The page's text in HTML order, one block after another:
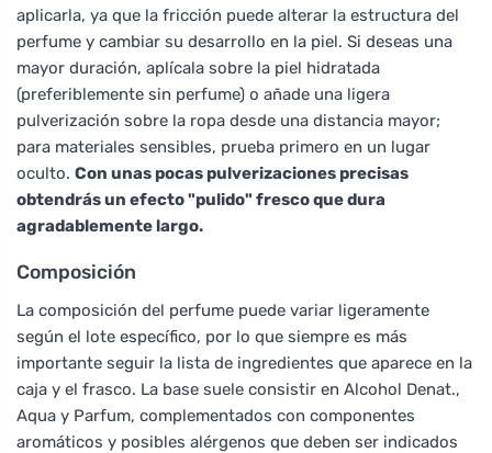
aplicarla, ya que la fricción puede alterar la estructura del
perfume y cambiar su desarrollo en la piel. Si deseas una
mayor duración, aplícala sobre la piel hidratada
(preferiblemente sin perfume) o añade una ligera
pulverización sobre la ropa desde una distancia mayor;
para materiales sensibles, prueba primero en un lugar
oculto. Con unas pocas pulverizaciones precisas
obtendrás un efecto "pulido" fresco que dura
agradablemente largo.
Composición
La composición del perfume puede variar ligeramente
según el lote específico, por lo que siempre es más
importante seguir la lista de ingredientes que aparece en la
caja y el frasco. La base suele consistir en Alcohol Denat.,
Aqua y Parfum, complementados con componentes
aromáticos y posibles alérgenos que deben ser indicados